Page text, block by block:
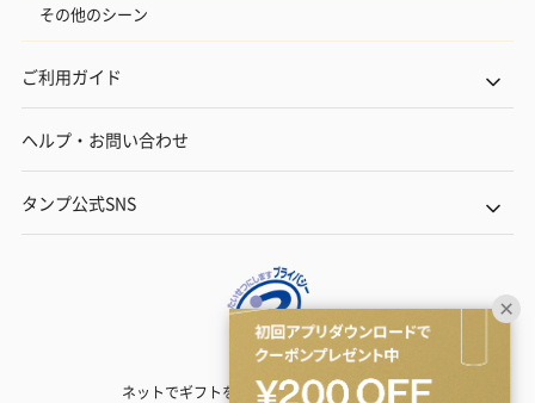
その他のシーン
ご利用ガイド
ヘルプ・お問い合わせ
タンプ公式SNS
ネットでギフトを贈るなら | TANP（タンプ）